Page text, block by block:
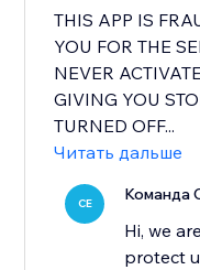
THIS APP IS
YOU FOR THE
NEVER
GIVING YOU
TURNED OFF...
Читать дальше
CE Команда
Hi, we
protect